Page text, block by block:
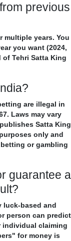
previous
multiple years. You
you want (2024,
Tehri Satta King
are illegal in
Laws may vary
Satta King
only and
or gambling
guarantee a
luck-based and
person can predict
individual claiming
for money is